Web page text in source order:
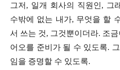
그저, 일개 회사의 직원인, 그
수밖에 없는 내가, 무엇을 할
서 쓰는 것, 그것뿐이더라. 조
어오를 준비가 될 수 있도록.
임을 증명할 수 있도록.